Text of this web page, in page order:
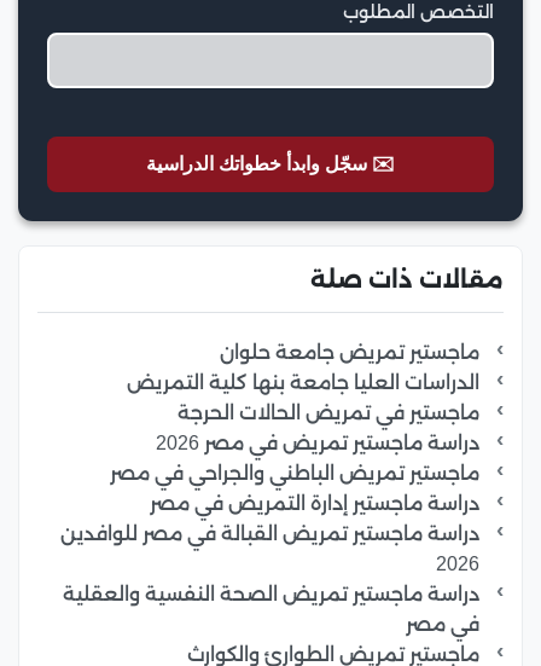
التخصص المطلوب
✉️ سجّل وابدأ خطواتك الدراسية
مقالات ذات صلة
ماجستير تمريض جامعة حلوان
الدراسات العليا جامعة بنها كلية التمريض
ماجستير في تمريض الحالات الحرجة
دراسة ماجستير تمريض في مصر 2026
ماجستير تمريض الباطني والجراحي في مصر
دراسة ماجستير إدارة التمريض في مصر
دراسة ماجستير تمريض القبالة في مصر للوافدين
2026
دراسة ماجستير تمريض الصحة النفسية والعقلية
في مصر
ماجستير تمريض الطوارئ والكوارث